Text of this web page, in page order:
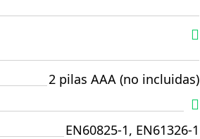
2 pilas AAA (no incluidas)
EN60825-1, EN61326-1